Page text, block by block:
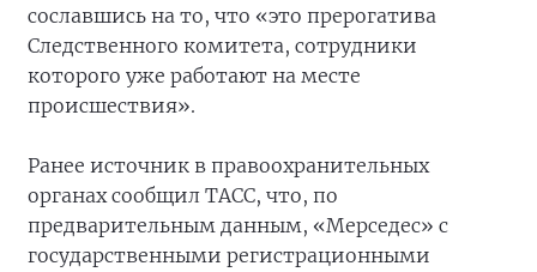
сославшись на то, что «это прерогатива
Следственного комитета, сотрудники
которого уже работают на месте
происшествия».
Ранее источник в правоохранительных
органах сообщил ТАСС, что, по
предварительным данным, «Мерседес» с
государственными регистрационными